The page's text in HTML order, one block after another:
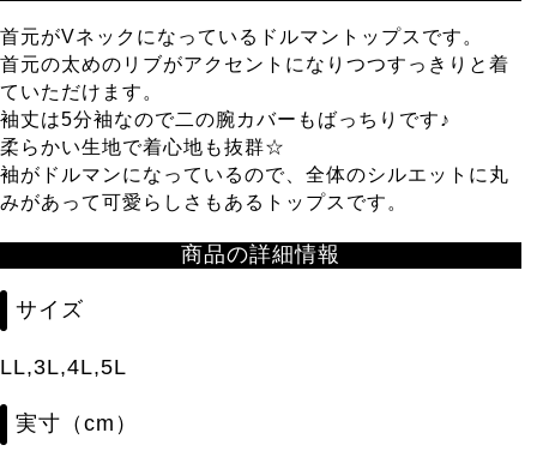
首元がVネックになっているドルマントップスです。
首元の太めのリブがアクセントになりつつすっきりと着
ていただけます。
袖丈は5分袖なので二の腕カバーもばっちりです♪
柔らかい生地で着心地も抜群☆
袖がドルマンになっているので、全体のシルエットに丸
みがあって可愛らしさもあるトップスです。
商品の詳細情報
サイズ
LL,3L,4L,5L
実寸（cm）